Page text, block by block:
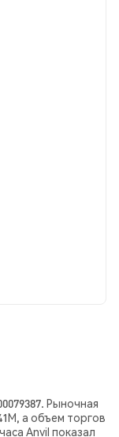
Рыночная
а объем торгов
Anvil показал